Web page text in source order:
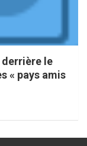
derrière le
« pays amis